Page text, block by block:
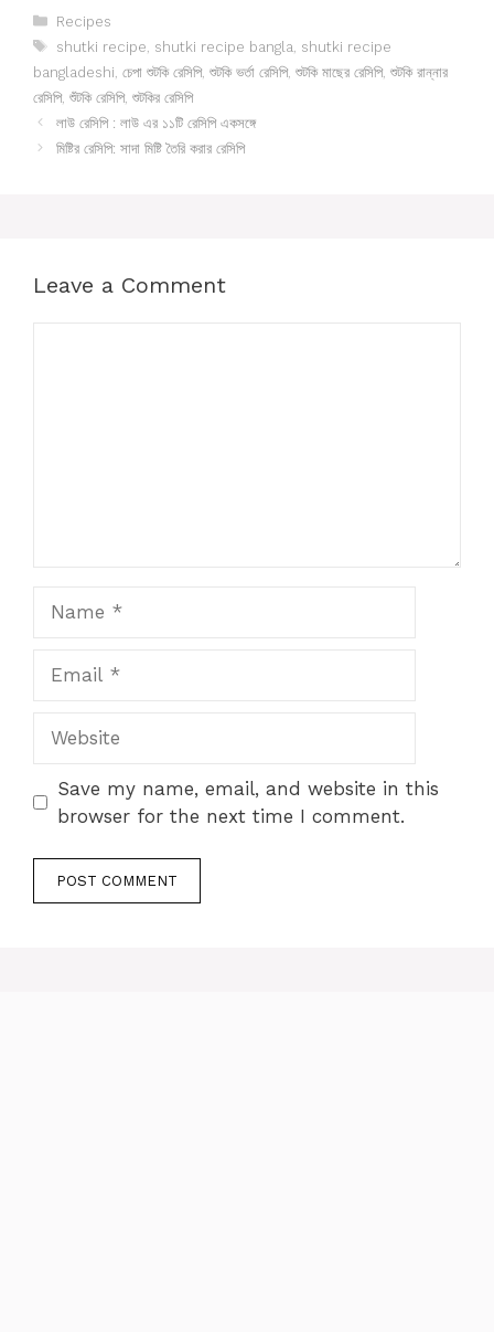
Categories
Recipes
Tags
shutki recipe shutki recipe bangla shutki recipe
bangladeshi চেপা শুটকি রেসিপি শুটকি ভর্তা রেসিপি শুটকি মাছের রেসিপি শুটকি রান্নার
রেসিপি শুঁটকি রেসিপি শুটকির রেসিপি
লাউ রেসিপি : লাউ এর ১১টি রেসিপি একসঙ্গে
মিষ্টির রেসিপি: সাদা মিষ্টি তৈরি করার রেসিপি
Leave a Comment
Save my name, email, and website in this
browser for the next time I comment.